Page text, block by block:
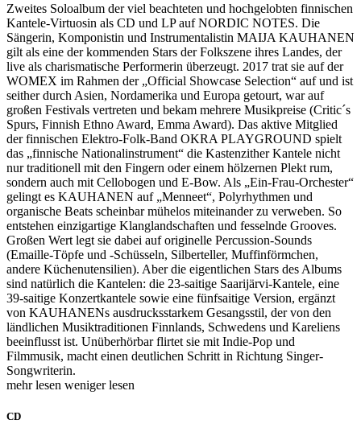
Zweites Soloalbum der viel beachteten und hochgelobten finnischen
Kantele-Virtuosin als CD und LP auf NORDIC NOTES. Die
Sängerin, Komponistin und Instrumentalistin MAIJA KAUHANEN
gilt als eine der kommenden Stars der Folkszene ihres Landes, der
live als charismatische Performerin überzeugt. 2017 trat sie auf der
WOMEX im Rahmen der „Official Showcase Selection“ auf und ist
seither durch Asien, Nordamerika und Europa getourt, war auf
großen Festivals vertreten und bekam mehrere Musikpreise (Critic´s
Spurs, Finnish Ethno Award, Emma Award). Das aktive Mitglied
der finnischen Elektro-Folk-Band OKRA PLAYGROUND spielt
das „finnische Nationalinstrument“ die Kastenzither Kantele nicht
nur traditionell mit den Fingern oder einem hölzernen Plekt rum,
sondern auch mit Cellobogen und E-Bow. Als „Ein-Frau-Orchester“
gelingt es KAUHANEN auf „Menneet“, Polyrhythmen und
organische Beats scheinbar mühelos miteinander zu verweben. So
entstehen einzigartige Klanglandschaften und fesselnde Grooves.
Großen Wert legt sie dabei auf originelle Percussion-Sounds
(Emaille-Töpfe und -Schüsseln, Silberteller, Muffinförmchen,
andere Küchenutensilien). Aber die eigentlichen Stars des Albums
sind natürlich die Kantelen: die 23-saitige Saarijärvi-Kantele, eine
39-saitige Konzertkantele sowie eine fünfsaitige Version, ergänzt
von KAUHANENs ausdrucksstarkem Gesangsstil, der von den
ländlichen Musiktraditionen Finnlands, Schwedens und Kareliens
beeinflusst ist. Unüberhörbar flirtet sie mit Indie-Pop und
Filmmusik, macht einen deutlichen Schritt in Richtung Singer-
Songwriterin.
mehr lesen weniger lesen
CD